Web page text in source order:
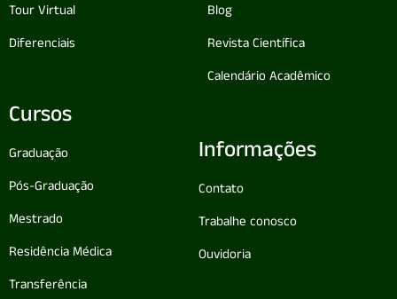
Tour Virtual
Diferenciais
Blog
Revista Científica
Calendário Acadêmico
Cursos
Graduação
Pós-Graduação
Mestrado
Residência Médica
Transferência
Informações
Contato
Trabalhe conosco
Ouvidoria